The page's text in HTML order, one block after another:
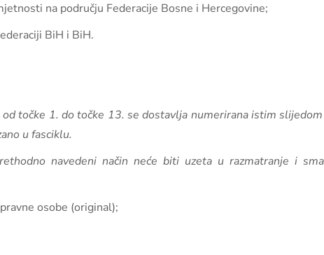
na području Federacije Bosne i Hercegovine;
BiH i BiH.
točke 1. do točke 13. se dostavlja numerirana istim
u fasciklu.
navedeni način neće biti uzeta u razmatranje i
osobe (original);